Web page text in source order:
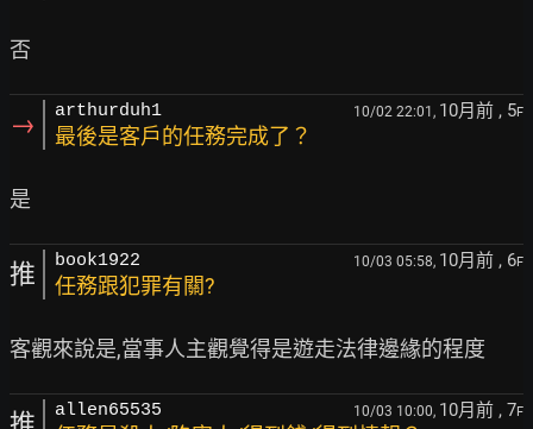
→ arthurduh1 10/02 22:01, 10月前 , 5F
最後是客戶的任務完成了？
推 book1922 10/03 05:58, 10月前 , 6F
任務跟犯罪有關?
allen65535 10/03 10:00, 10月前 , 7F